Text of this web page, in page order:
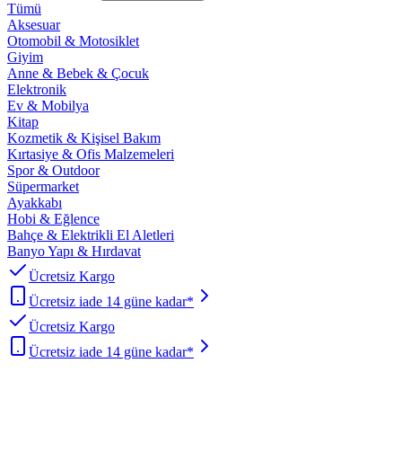
Tümü
Aksesuar
Otomobil & Motosiklet
Giyim
Anne & Bebek & Çocuk
Elektronik
Ev & Mobilya
Kitap
Kozmetik & Kişisel Bakım
Kırtasiye & Ofis Malzemeleri
Spor & Outdoor
Süpermarket
Ayakkabı
Hobi & Eğlence
Bahçe & Elektrikli El Aletleri
Banyo Yapı & Hırdavat
Ücretsiz Kargo
Ücretsiz iade 14 güne kadar*
Ücretsiz Kargo
Ücretsiz iade 14 güne kadar*